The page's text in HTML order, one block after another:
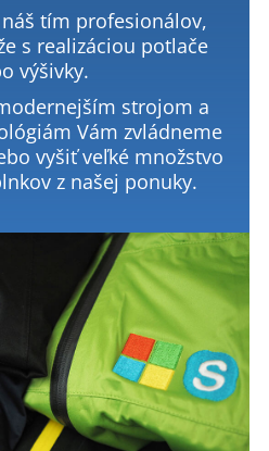
tím profesionálov,
s realizáciou potlače
výšivky.
strojom a
Vám zvládneme
vyšiť veľké množstvo
z našej ponuky.